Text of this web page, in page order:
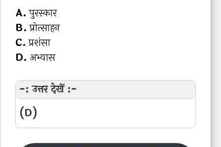
A.पुरस्कार
B.प्रोत्साहन
C.प्रशंसा
D. अभ्यास
-: उत्तर देखें :-
(D)